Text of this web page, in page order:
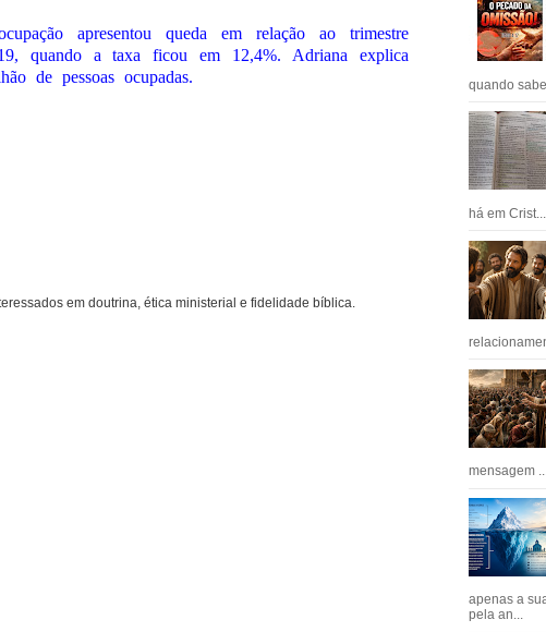
apresentou queda em relação ao trimestre
quando a taxa ficou em 12,4%. Adriana explica
de pessoas ocupadas.
em doutrina, ética ministerial e fidelidade bíblica.
quando
há em Crist...
mensagem
apenas a
pela an...